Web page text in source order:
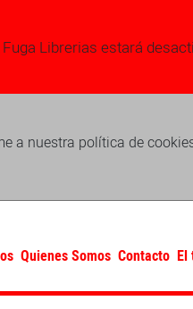
Librerias estará
a nuestra política de
Quienes Somos Contacto El